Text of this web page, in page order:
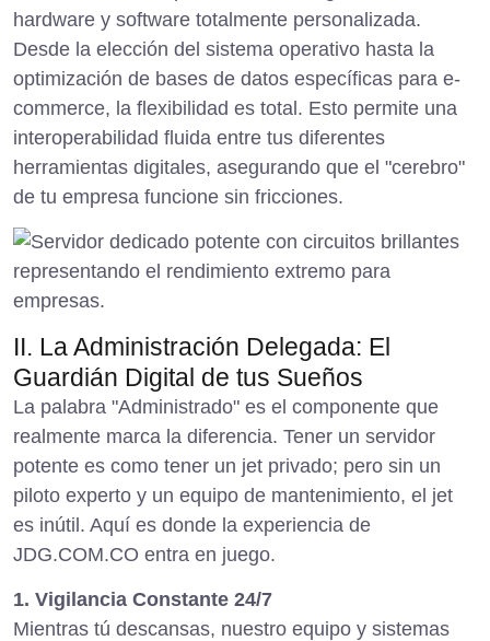
hardware y software totalmente personalizada.
Desde la elección del sistema operativo hasta la
optimización de bases de datos específicas para e-
commerce, la flexibilidad es total. Esto permite una
interoperabilidad fluida entre tus diferentes
herramientas digitales, asegurando que el "cerebro"
de tu empresa funcione sin fricciones.
II. La Administración Delegada: El
Guardián Digital de tus Sueños
La palabra "Administrado" es el componente que
realmente marca la diferencia. Tener un servidor
potente es como tener un jet privado; pero sin un
piloto experto y un equipo de mantenimiento, el jet
es inútil. Aquí es donde la experiencia de
JDG.COM.CO entra en juego.
1. Vigilancia Constante 24/7
Mientras tú descansas, nuestro equipo y sistemas